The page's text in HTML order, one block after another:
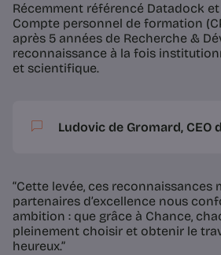
Récemment référencé Datadock
Compte personnel de formation
après 5 années de Recherche &
reconnaissance à la fois
et scientifique.
Ludovic de Gromard, CEO
“Cette levée, ces reconnaissances
partenaires d’excellence nous
ambition : que grâce à Chance,
pleinement choisir et obtenir le
heureux.”